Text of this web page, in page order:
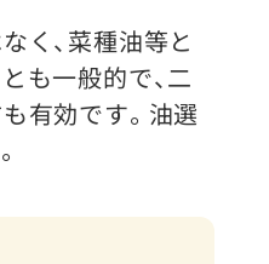
く、菜種油等と
も一般的で、二
有効です。油選